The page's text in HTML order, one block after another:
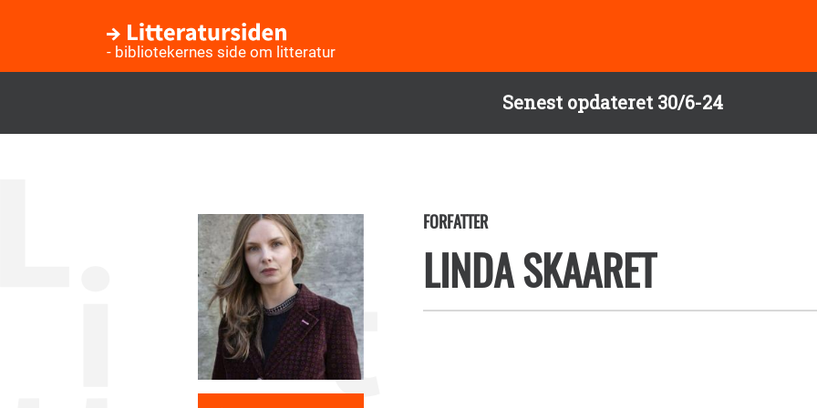
Senest opdateret 30/6-24
- bibliotekernes side om litteratur
FORFATTER
LINDA SKAARET